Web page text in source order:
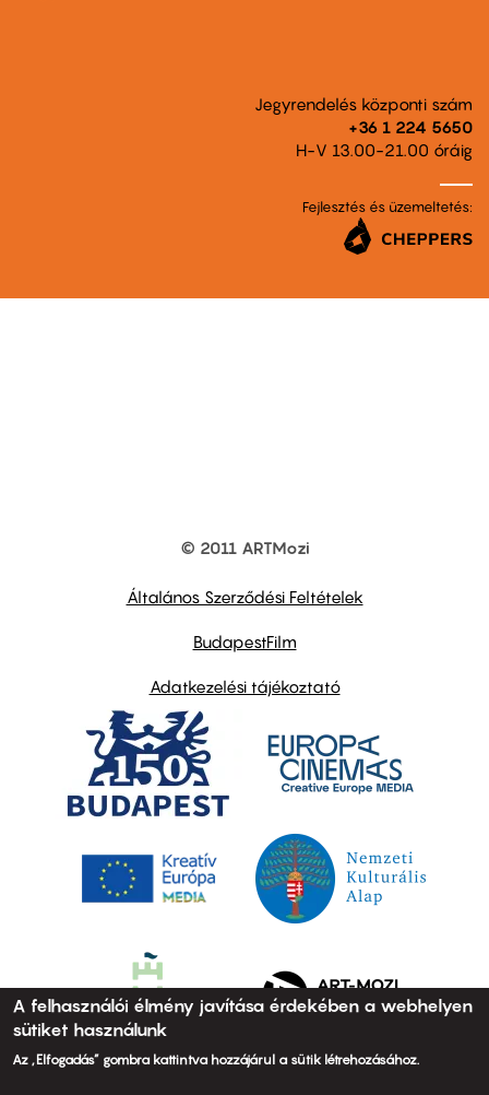
Jegyrendelés központi szám
+36 1 224 5650
H-V 13.00-21.00 óráig
Fejlesztés és üzemeltetés:
© 2011 ARTMozi
Általános Szerződési Feltételek
BudapestFilm
Adatkezelési tájékoztató
A felhasználói élmény javítása érdekében a webhelyen
sütiket használunk
Az „Elfogadás” gombra kattintva hozzájárul a sütik létrehozásához.